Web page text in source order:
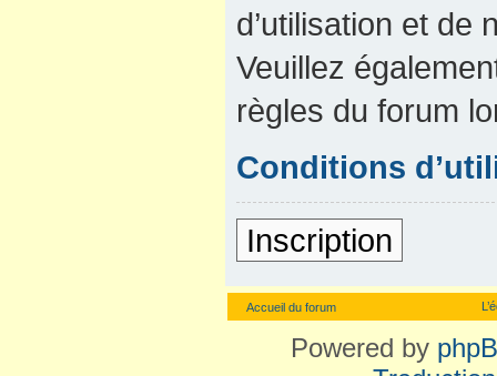
d’utilisation et de
Veuillez
règles du forum
Conditions
Inscription
Accueil du forum
Powered by